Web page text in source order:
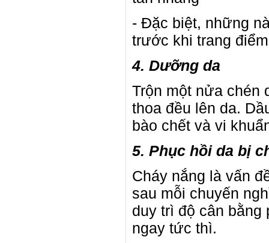
- Đặc biệt, những
trước khi trang
4. Dưỡng da
Trộn một nửa
thoa đều lên da.
bào chết và vi
5. Phục hồi da bị
Cháy nắng là vấn
sau mỗi chuyến
duy trì độ cân bằng
ngay tức thì.